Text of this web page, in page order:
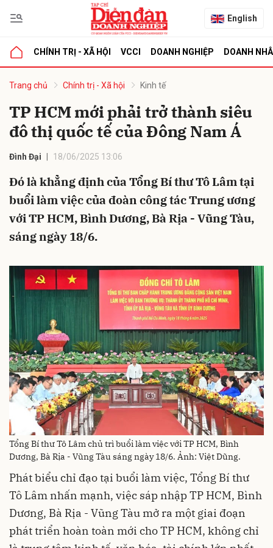
English
CHÍNH TRỊ - XÃ HỘI VCCI DOANH NGHIỆP DOANH
Trang chủ Chính trị - Xã hội Kinh tế
TP HCM mới phải trở thành siêu
đô thị quốc tế của Đông Nam Á
Đình Đại 18/06/2025 13:06
Đó là khẳng định của Tổng Bí thư Tô Lâm tại
buổi làm việc của đoàn công tác Trung ương
với TP HCM, Bình Dương, Bà Rịa - Vũng Tàu,
sáng ngày 18/6.
Tổng Bí thư Tô Lâm chủ trì buổi làm việc với TP HCM, Bình
Dương, Bà Rịa - Vũng Tàu sáng ngày 18/6. Ảnh: Việt Dũng.
Phát biểu chỉ đạo tại buổi làm việc, Tổng Bí thư
Tô Lâm nhấn mạnh, việc sáp nhập TP HCM, Bình
Dương, Bà Rịa - Vũng Tàu mở ra một giai đoạn
phát triển hoàn toàn mới cho TP HCM, không chỉ
luận
Hủy